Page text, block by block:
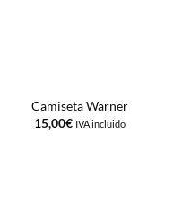
Camiseta Warner
15,00€ IVA incluido